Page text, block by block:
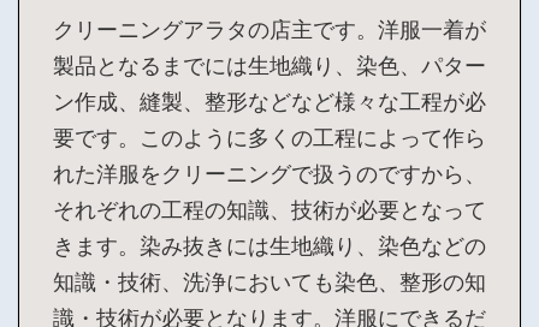
クリーニングアラタの店主です。洋服一着が
製品となるまでには生地織り、染色、パター
ン作成、縫製、整形などなど様々な工程が必
要です。このように多くの工程によって作ら
れた洋服をクリーニングで扱うのですから、
それぞれの工程の知識、技術が必要となって
きます。染み抜きには生地織り、染色などの
知識・技術、洗浄においても染色、整形の知
識・技術が必要となります。洋服にできるだ